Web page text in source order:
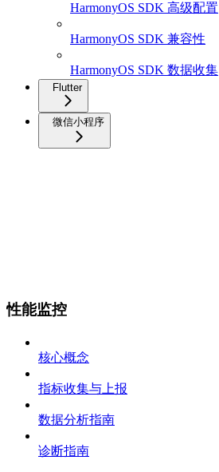
HarmonyOS SDK 高级配置
HarmonyOS SDK 兼容性
HarmonyOS SDK 数据收集
Flutter
微信小程序
性能监控
核心概念
指标收集与上报
数据分析指南
诊断指南